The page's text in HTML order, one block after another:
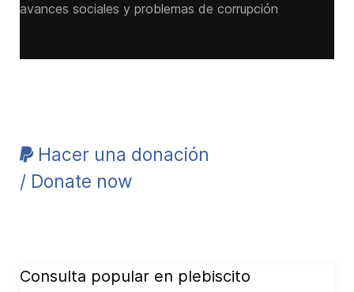
avances sociales y problemas de corrupción
Hacer una donación
/ Donate now
Consulta popular en plebiscito